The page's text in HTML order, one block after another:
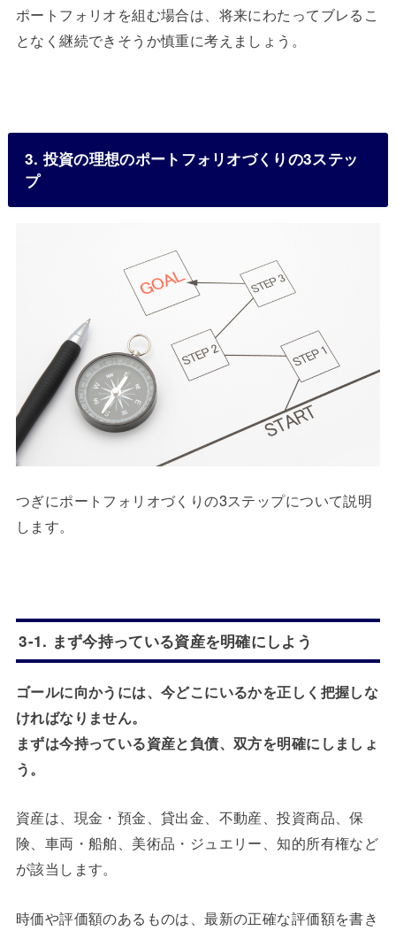
ポートフォリオを組む場合は、将来にわたってブレるこ
となく継続できそうか慎重に考えましょう。
3. 投資の理想のポートフォリオづくりの3ステッ
プ
つぎにポートフォリオづくりの3ステップについて説明
します。
3-1. まず今持っている資産を明確にしよう
ゴールに向かうには、今どこにいるかを正しく把握しな
ければなりません。
まずは今持っている資産と負債、双方を明確にしましょ
う。
資産は、現金・預金、貸出金、不動産、投資商品、保
険、車両・船舶、美術品・ジュエリー、知的所有権など
が該当します。
時価や評価額のあるものは、最新の正確な評価額を書き